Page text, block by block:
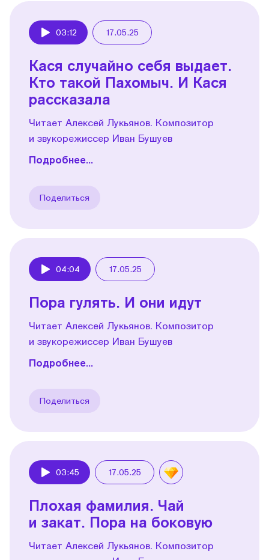
03:12 17.05.25
Кася случайно себя выдает.
Кто такой Пахомыч. И Кася
рассказала
Читает Алексей Лукьянов. Композитор
и звукорежиссер Иван Бушуев
Подробнее...
Поделиться
04:04 17.05.25
Пора гулять. И они идут
Читает Алексей Лукьянов. Композитор
и звукорежиссер Иван Бушуев
Подробнее...
Поделиться
03:45 17.05.25
Плохая фамилия. Чай
и закат. Пора на боковую
Читает Алексей Лукьянов. Композитор